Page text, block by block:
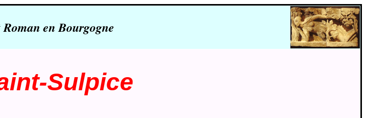
en Bourgogne
Sulpice